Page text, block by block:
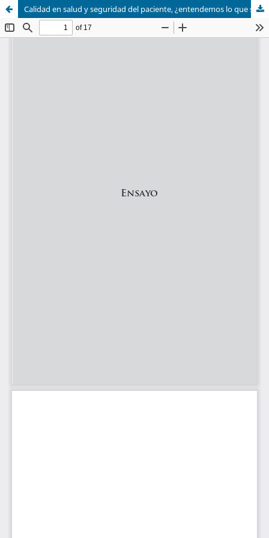
Calidad en salud y seguridad del paciente, ¿entendemos lo que significa?